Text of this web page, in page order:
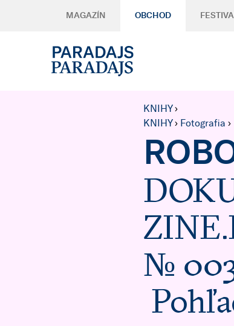
MAGAZÍN OBCHOD
KNIHY›
KNIHY› Fotografia ›
№